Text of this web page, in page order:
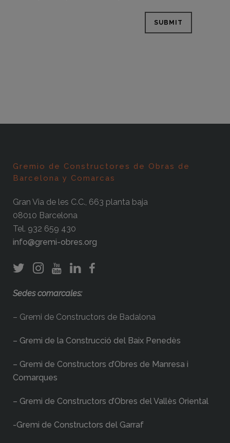
Gremio de Constructores de Obras de
Barcelona y Comarcas
Gran Via de les C.C., 663 planta baja
08010 Barcelona
Tel. 932 659 430
info@gremi-obres.org
Sedes comarcales:
– Gremi de Constructors de Badalona
– Gremi de la Construcció del Baix Penedès
– Gremi de Constructors d’Obres de Manresa i
Comarques
– Gremi de Constructors d’Obres del Vallès Oriental
-Gremi de Constructors del Garraf